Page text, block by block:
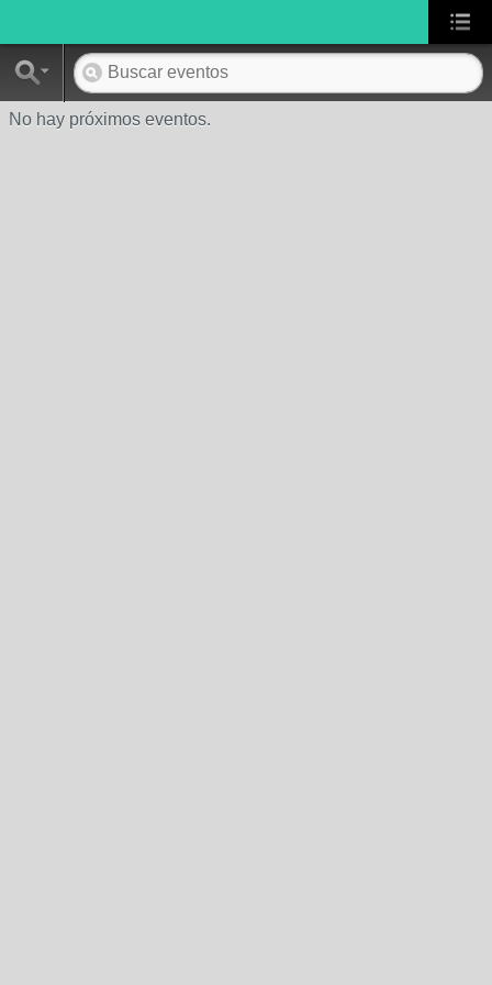
No hay próximos eventos.